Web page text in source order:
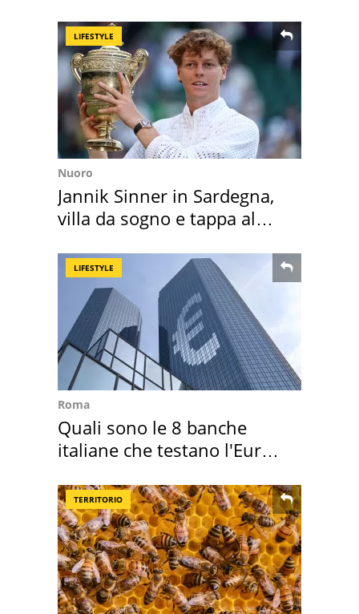
LIFESTYLE
Nuoro
Jannik Sinner in Sardegna,
villa da sogno e tappa al
LIFESTYLE
Roma
Quali sono le 8 banche
italiane che testano l'Euro
TERRITORIO